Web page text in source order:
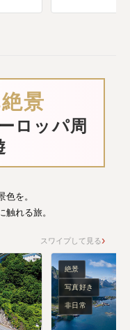
絶景
ロッパ周
を。
触れる旅。
スワイプして見る
絶景
写真好き
非日常